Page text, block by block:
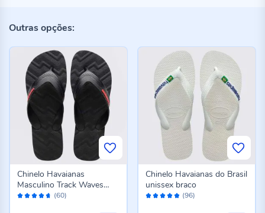
Outras opções:
Avaliação: (60)
Chinelo Havaianas
Masculino Track Waves
Preto
Avaliação: (96)
Chinelo Havaianas do Brasil
unissex braco